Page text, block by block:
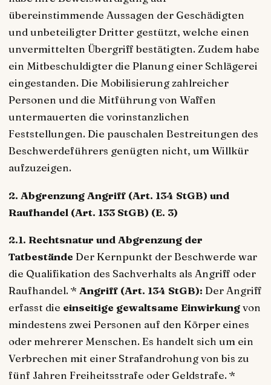
übereinstimmende Aussagen der Geschädigten
und unbeteiligter Dritter gestützt, welche einen
unvermittelten Übergriff bestätigten. Zudem habe
ein Mitbeschuldigter die Planung einer Schlägerei
eingestanden. Die Mobilisierung zahlreicher
Personen und die Mitführung von Waffen
untermauerten die vorinstanzlichen
Feststellungen. Die pauschalen Bestreitungen des
Beschwerdeführers genügten nicht, um Willkür
aufzuzeigen.
2. Abgrenzung Angriff (Art. 134 StGB) und
Raufhandel (Art. 133 StGB) (E. 3)
2.1. Rechtsnatur und Abgrenzung der
Tatbestände Der Kernpunkt der Beschwerde war
die Qualifikation des Sachverhalts als Angriff oder
Raufhandel. * Angriff (Art. 134 StGB): Der Angriff
erfasst die einseitige gewaltsame Einwirkungvon
mindestens zwei Personen auf den Körper eines
oder mehrerer Menschen. Es handelt sich um ein
Verbrechen mit einer Strafandrohung von bis zu
fünf Jahren Freiheitsstrafe oder Geldstrafe. *